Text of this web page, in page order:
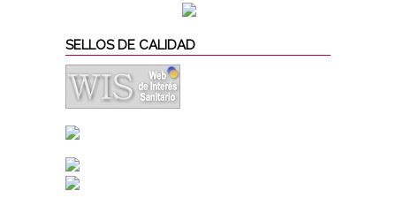
SELLOS DE CALIDAD